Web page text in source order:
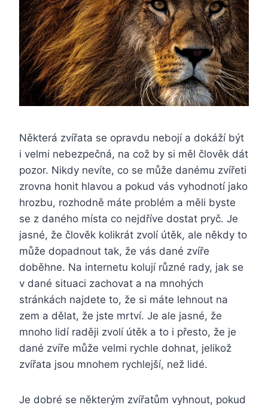
Některá zvířata se opravdu nebojí a dokáží být
i velmi nebezpečná, na což by si měl člověk dát
pozor. Nikdy nevíte, co se může danému zvířeti
zrovna honit hlavou a pokud vás vyhodnotí jako
hrozbu, rozhodně máte problém a měli byste
se z daného místa co nejdříve dostat pryč. Je
jasné, že člověk kolikrát zvolí útěk, ale někdy to
může dopadnout tak, že vás dané zvíře
doběhne. Na internetu kolují různé rady, jak se
v dané situaci zachovat a na mnohých
stránkách najdete to, že si máte lehnout na
zem a dělat, že jste mrtví. Je ale jasné, že
mnoho lidí raději zvolí útěk a to i přesto, že je
dané zvíře může velmi rychle dohnat, jelikož
zvířata jsou mnohem rychlejší, než lidé.
Je dobré se některým zvířatům vyhnout, pokud